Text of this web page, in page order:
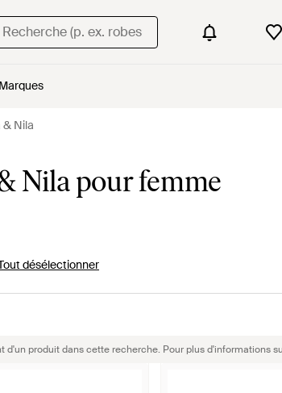
Marques
Nila
Nila pour femme
désélectionner
produit dans cette recherche. Pour plus d'informations